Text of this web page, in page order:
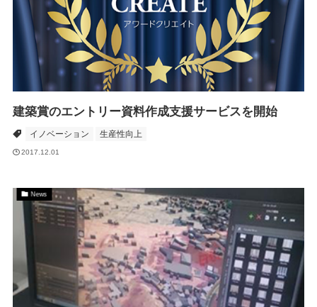
建築賞のエントリー資料作成支援サービスを開始
イノベーション 生産性向上
2017.12.01
News